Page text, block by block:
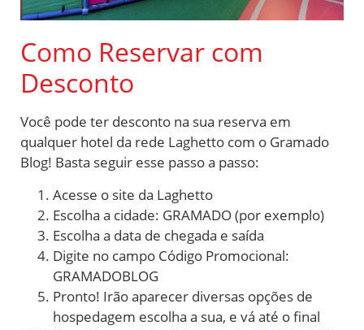
Como Reservar com
Desconto
Você pode ter desconto na sua reserva em
qualquer hotel da rede Laghetto com o Gramado
Blog! Basta seguir esse passo a passo:
Acesse o site da Laghetto
Escolha a cidade: GRAMADO (por exemplo)
Escolha a data de chegada e saída
Digite no campo Código Promocional:
GRAMADOBLOG
Pronto! Irão aparecer diversas opções de
hospedagem escolha a sua, e vá até o final